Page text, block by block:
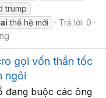
trump
ai thế hệ mới
Trả lời: 0
gọi vốn thần tốc
ngôi
đang buộc các ông